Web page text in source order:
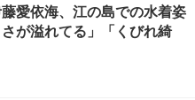
藤愛依海、江の島での水着姿
が溢れてる」「くびれ綺